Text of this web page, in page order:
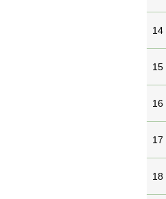
14
15
16
17
18